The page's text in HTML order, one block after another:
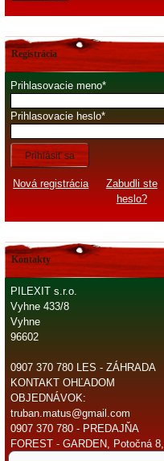
Registrácia
Prihlasovacie meno
Prihlasovacie heslo
Prihlásiť sa
Nová registrácia
Zabudli ste
heslo?
Kontakty
PILEXIT s.r.o.
Vyhne 433/8
Vyhne
96602
0907 370 780 LES - ZÁHRADA
KONTAKT OHĽADOM
OBJEDNÁVOK:
truban.matus@gmail.com
0907 370 780 - PREDAJŇA
FOREST - GARDEN, Potočná 8,